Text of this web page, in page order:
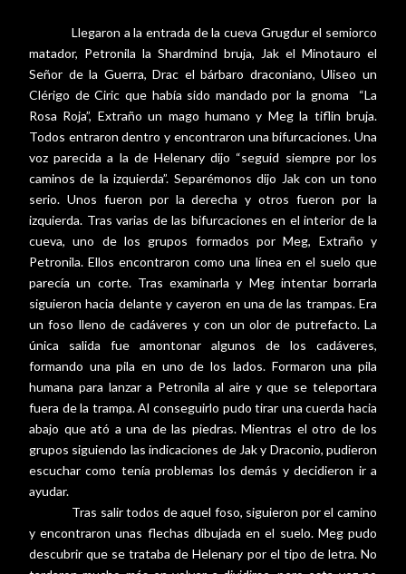
Llegaron a la entrada de la cueva Grugdur el semiorco
matador, Petronila la Shardmind bruja, Jak el Minotauro el
Señor de la Guerra, Drac el bárbaro draconiano, Uliseo un
Clérigo de Ciric que había sido mandado por la gnoma
“La
Rosa Roja”, Extraño un mago humano y Meg la tiflin bruja.
Todos entraron dentro y encontraron una bifurcaciones. Una
voz parecida a la de Helenary dijo “seguid siempre por los
caminos de la izquierda”. Separémonos dijo Jak con un tono
serio. Unos fueron por la derecha y otros fueron por la
izquierda. Tras varias de las bifurcaciones en el interior de la
cueva, uno de los grupos formados por Meg, Extraño y
Petronila. Ellos encontraron como una línea en el suelo que
parecía un corte. Tras examinarla y Meg intentar borrarla
siguieron hacia delante y cayeron en una de las trampas. Era
un foso lleno de cadáveres y con un olor de putrefacto. La
única salida fue amontonar algunos de los cadáveres,
formando una pila en uno de los lados. Formaron una pila
humana para lanzar a Petronila al aire y que se teleportara
fuera de la trampa. Al conseguirlo pudo tirar una cuerda hacia
abajo que ató a una de las piedras. Mientras el otro de los
grupos siguiendo las indicaciones de Jak y Draconio, pudieron
escuchar como tenía problemas los demás y decidieron ir a
ayudar.
Tras salir todos de aquel foso, siguieron por el camino
y encontraron unas flechas dibujada en el suelo. Meg pudo
descubrir que se trataba de Helenary por el tipo de letra. No